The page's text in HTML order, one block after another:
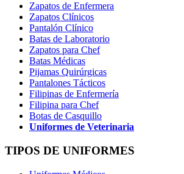
Zapatos de Enfermera
Zapatos Clínicos
Pantalón Clínico
Batas de Laboratorio
Zapatos para Chef
Batas Médicas
Pijamas Quirúrgicas
Pantalones Tácticos
Filipinas de Enfermería
Filipina para Chef
Botas de Casquillo
Uniformes de Veterinaria
TIPOS DE UNIFORMES